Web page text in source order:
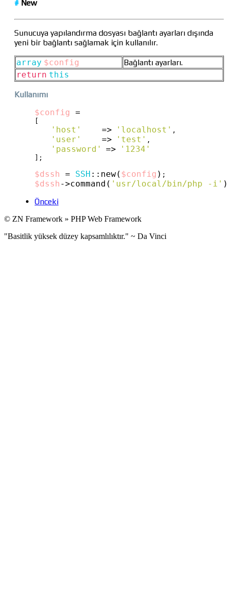
# New
Sunucuya yapılandırma dosyası bağlantı ayarları dışında
yeni bir bağlantı sağlamak için kullanılır.
array $config
Bağlantı ayarları.
return this
Kullanımı
$config
=
[
'host' => 'localhost' ,
'user' => 'test' ,
'password' => '1234'
];
$dssh = SSH :: new( $config )
$dssh ->command( 'usr/local/bin/php -i' )
Önceki
© ZN Framework » PHP Web Framework
"Basitlik yüksek düzey kapsamlılıktır." ~ Da Vinci